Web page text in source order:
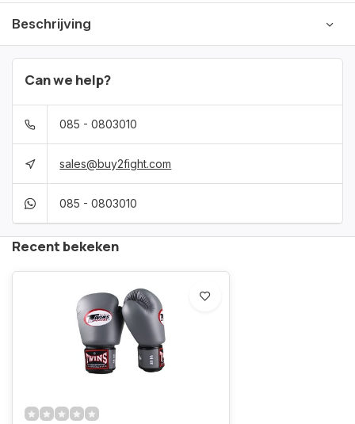
Beschrijving
Can we help?
085 - 0803010
sales@buy2fight.com
085 - 0803010
Recent bekeken